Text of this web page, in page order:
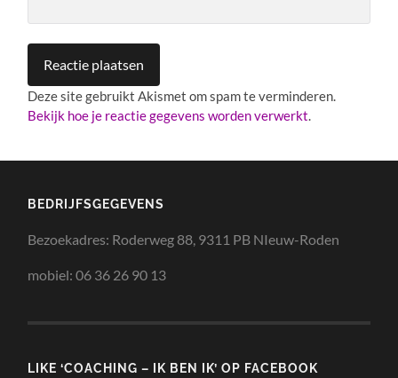
Deze site gebruikt Akismet om spam te verminderen.
Bekijk hoe je reactie gegevens worden verwerkt.
BEDRIJFSGEGEVENS
Bezoekadres: Roderweg 88, 9311 PB NIeuw-Roden
mobiel: 06 36 26 90 13
LIKE ‘COACHING – IK BEN IK’ OP FACEBOOK